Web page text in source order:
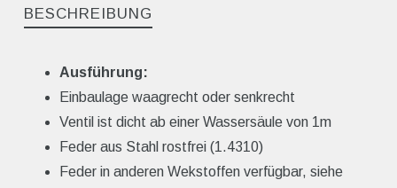
BESCHREIBUNG
Ausführung:
Einbaulage waagrecht oder senkrecht
Ventil ist dicht ab einer Wassersäule von 1m
Feder aus Stahl rostfrei (1.4310)
Feder in anderen Wekstoffen verfügbar, siehe